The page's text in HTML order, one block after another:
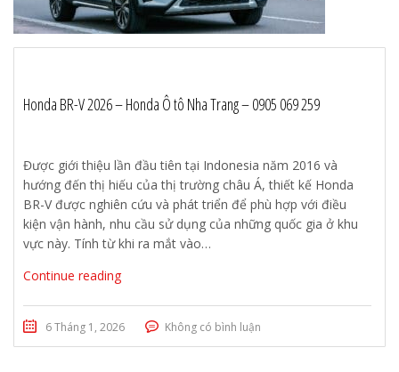
Honda BR-V 2026 – Honda Ô tô Nha Trang – 0905 069 259
Được giới thiệu lần đầu tiên tại Indonesia năm 2016 và
hướng đến thị hiếu của thị trường châu Á, thiết kế Honda
BR-V được nghiên cứu và phát triển để phù hợp với điều
kiện vận hành, nhu cầu sử dụng của những quốc gia ở khu
vực này. Tính từ khi ra mắt vào…
Continue reading
6 Tháng 1, 2026 Không có bình luận